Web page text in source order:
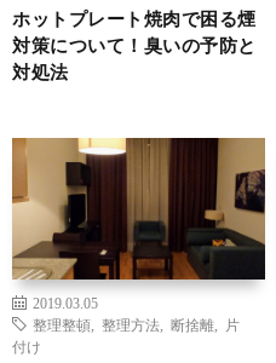
ホットプレート焼肉で困る煙
対策について！臭いの予防と
対処法
2019.03.05
整理整頓
整理方法 断捨離
片
付け